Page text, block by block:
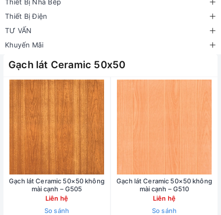
Thiết Bị Nhà Bếp
Thiết Bị Điện
TƯ VẤN
Khuyến Mãi
Gạch lát Ceramic 50x50
Gạch lát Ceramic 50×50 không
mài cạnh – G505
Liên hệ
So sánh
Gạch lát Ceramic 50×50 không
mài cạnh – G510
Liên hệ
So sánh